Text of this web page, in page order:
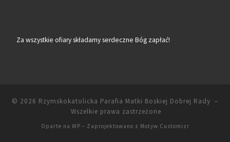
Za wszystkie ofiary składamy serdeczne Bóg zapłać!
© 2026 Rzymskokatolicka Parafia Matki Boskiej Dobrej Rady –
Wszelkie prawa zastrzeżone
Oparte na WP – Zaprojektowano z Motyw Customizr